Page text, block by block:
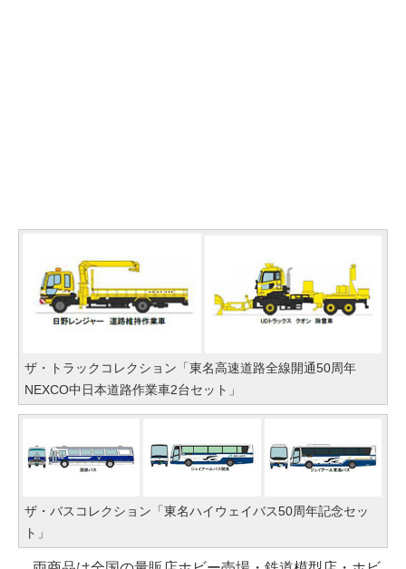
ザ・トラックコレクション「東名高速道路全線開通50周年
NEXCO中日本道路作業車2台セット」
ザ・バスコレクション「東名ハイウェイバス50周年記念セッ
ト」